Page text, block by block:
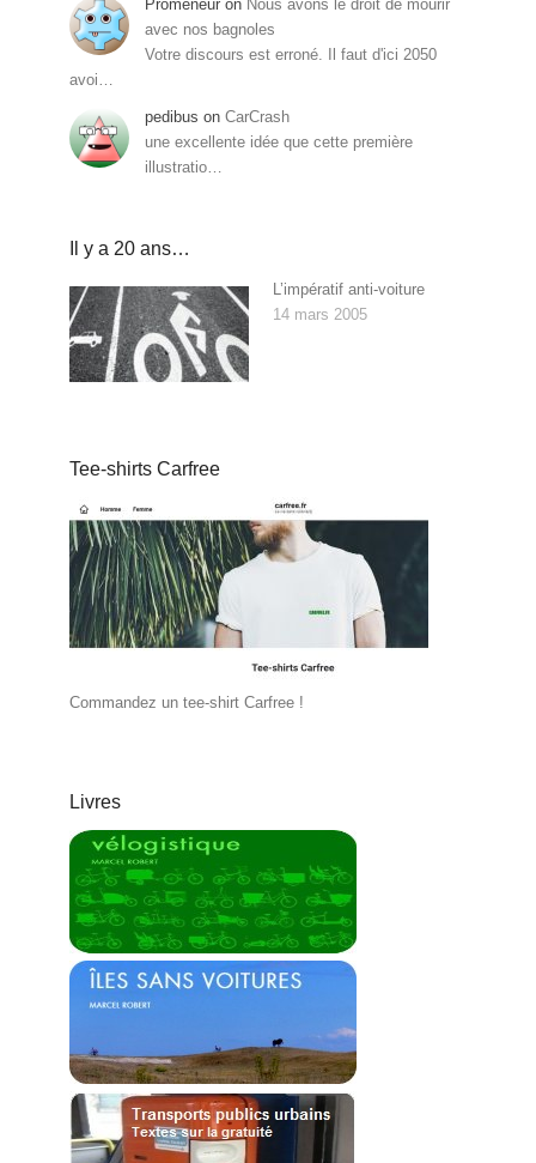
Promeneur on Nous avons le droit de mourir
avec nos bagnoles
Votre discours est erroné. Il faut d'ici 2050
avoi…
pedibus on CarCrash
une excellente idée que cette première
illustratio…
Il y a 20 ans…
L’impératif anti-voiture
14 mars 2005
Tee-shirts Carfree
Commandez un tee-shirt Carfree !
Livres